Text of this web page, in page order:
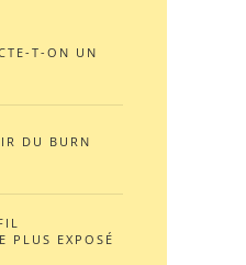
T-ON UN
DU BURN
PLUS EXPOSÉ